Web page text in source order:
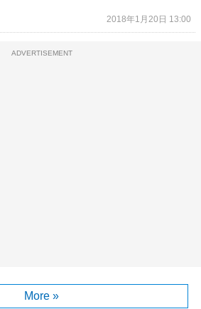
2018年1月20日 13:00
ADVERTISEMENT
More »